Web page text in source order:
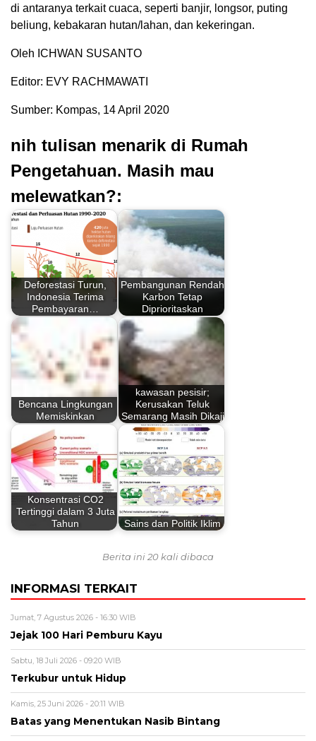
di antaranya terkait cuaca, seperti banjir, longsor, puting
beliung, kebakaran hutan/lahan, dan kekeringan.
Oleh ICHWAN SUSANTO
Editor: EVY RACHMAWATI
Sumber: Kompas, 14 April 2020
nih tulisan menarik di Rumah
Pengetahuan. Masih mau
melewatkan?:
Deforestasi Turun,
Indonesia Terima
Pembayaran…
Pembangunan Rendah
Karbon Tetap
Diprioritaskan
Bencana Lingkungan
Memiskinkan
kawasan pesisir;
Kerusakan Teluk
Semarang Masih Dikaji
Konsentrasi CO2
Tertinggi dalam 3 Juta
Tahun
Sains dan Politik Iklim
Berita ini 20 kali dibaca
INFORMASI TERKAIT
Jumat, 7 Agustus 2026 - 16:30 WIB
Jejak 100 Hari Pemburu Kayu
Sabtu, 18 Juli 2026 - 09:20 WIB
Terkubur untuk Hidup
Kamis, 25 Juni 2026 - 20:11 WIB
Batas yang Menentukan Nasib Bintang